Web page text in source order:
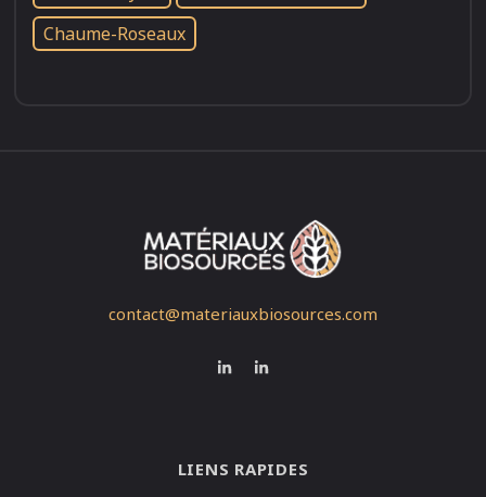
Chaume-Roseaux
contact@materiauxbiosources.com
LIENS RAPIDES